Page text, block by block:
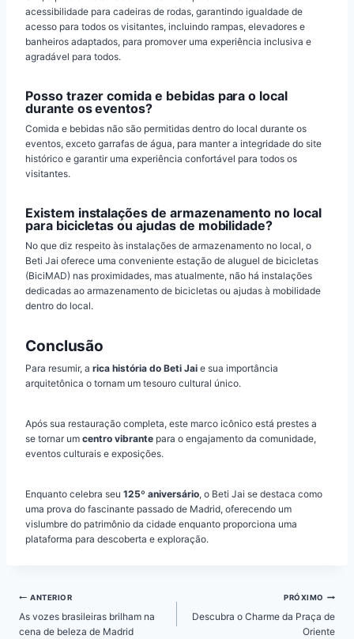
acessibilidade para cadeiras de rodas, garantindo igualdade de
acesso para todos os visitantes, incluindo rampas, elevadores e
banheiros adaptados, para promover uma experiência inclusiva e
agradável para todos.
Posso trazer comida e bebidas para o local
durante os eventos?
Comida e bebidas não são permitidas dentro do local durante os
eventos, exceto garrafas de água, para manter a integridade do site
histórico e garantir uma experiência confortável para todos os
visitantes.
Existem instalações de armazenamento no local
para bicicletas ou ajudas de mobilidade?
No que diz respeito às instalações de armazenamento no local, o
Beti Jai oferece uma conveniente estação de aluguel de bicicletas
(BiciMAD) nas proximidades, mas atualmente, não há instalações
dedicadas ao armazenamento de bicicletas ou ajudas à mobilidade
dentro do local.
Conclusão
Para resumir, a rica história do Beti Jai e sua importância
arquitetônica o tornam um tesouro cultural único.
Após sua restauração completa, este marco icônico está prestes a
se tornar um centro vibrante para o engajamento da comunidade,
eventos culturais e exposições.
Enquanto celebra seu 125º aniversário, o Beti Jai se destaca como
uma prova do fascinante passado de Madrid, oferecendo um
vislumbre do patrimônio da cidade enquanto proporciona uma
plataforma para descoberta e exploração.
Navegação
de
Post
ANTERIOR
As vozes brasileiras brilham na
cena de beleza de Madrid
PRÓXIMO
Descubra o Charme da Praça de
Oriente